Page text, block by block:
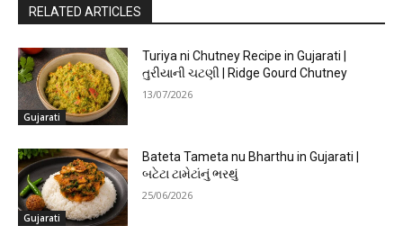
RELATED ARTICLES
Gujarati
Turiya ni Chutney Recipe in Gujarati |
તુરીયાની ચટણી | Ridge Gourd Chutney
13/07/2026
Gujarati
Bateta Tameta nu Bharthu in Gujarati |
બટેટા ટામેટાંનું ભરથું
25/06/2026